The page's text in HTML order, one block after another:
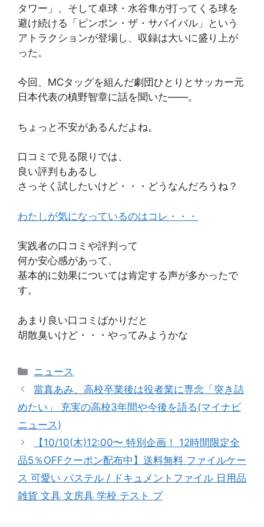
タワー」、そして卓球・水谷隼が打ってくる球を
避け続ける「ピンポン・ザ・サバイバル」という
アトラクションが登場し、収録は大いに盛り上が
った。
今回、MCタッグを組んだ劇団ひとりとサッカー元
日本代表の槙野智章に話を聞いた――。
ちょっと不安があるんだよね。
口コミで見る限りでは、
良い評判もあるし
さっそく試したいけど・・・どうなんだろうね？
わたしが気になっているのはコレ・・・
実践者の口コミや評判って
何か安心感があって、
基本的に効果については肯定する声が多かったで
す。
あまり良い口コミばかりだと
胡散臭いけど・・・やってみようかな
カ
テ
リ
ー
ニュース
當真あみ、高校卒業後は役者業に専念「突き詰
めたい」 充実の高校3年間や今後を語る(マイナビ
ニュース)
【10/10(木)12:00〜 特別企画！ 12時間限定全
品5％OFFクーポン配布中】送料無料 ファイルケー
ス 可愛い パステル / ドキュメントファイル 日用品
雑貨 文具 文房具 学校 テスト プ